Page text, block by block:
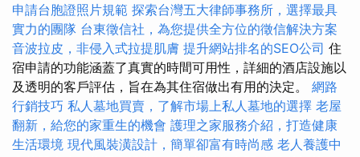
申請台胞證照片規範 探索台灣五大律師事務所，選擇最具
實力的團隊 台東徵信社，為您提供全方位的徵信解決方案
音波拉皮，非侵入式拉提肌膚 提升網站排名的SEO公司 住
宿申請的功能涵蓋了真實的時間可用性，詳細的酒店設施以
及透明的客戶評估，旨在為其住宿做出有用的決定。 網路
行銷技巧 私人墓地買賣，了解市場上私人墓地的選擇 老屋
翻新，給您的家重生的機會 護理之家服務介紹，打造健康
生活環境 現代風裝潢設計，簡單卻富有時尚感 老人養護中